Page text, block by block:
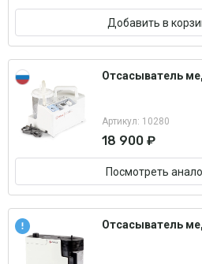
Добавить в
Отсасыватель
Артикул: 10280
18 900 ₽
Посмотреть
Отсасыватель